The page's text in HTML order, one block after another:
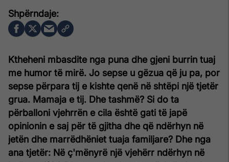
Ktheheni mbasdite nga puna dhe gjeni burrin tuaj
me humor të mirë. Jo sepse u gëzua që ju pa, por
sepse përpara tij e kishte qenë në shtëpi një tjetër
grua. Mamaja e tij. Dhe tashmë? Si do ta
përballoni vjehrrën e cila është gati të japë
opinionin e saj për të gjitha dhe që ndërhyn në
jetën dhe marrëdhëniet tuaja familjare? Dhe nga
ana tjetër: Në ç'mënyrë një vjehërr ndërhyn në